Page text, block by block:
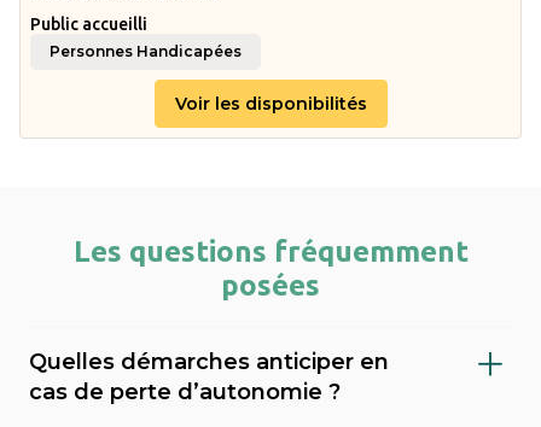
Public accueilli
Personnes Handicapées
Voir les disponibilités
Les questions fréquemment
posées
Quelles démarches anticiper en
cas de perte d’autonomie ?